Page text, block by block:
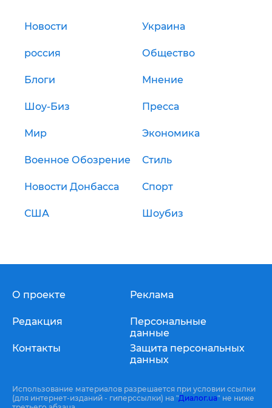
Новости Украина
россия Общество
Блоги Мнение
Шоу-Биз Пресса
Мир Экономика
Военное Обозрение Стиль
Новости Донбасса Спорт
США Шоубиз
О проекте
Редакция
Контакты
Реклама
Персональные
данные
Защита персональных
данных
Использование материалов разрешается при условии ссылки
(для интернет-изданий - гиперссылки) на "Диалог.ua" не ниже